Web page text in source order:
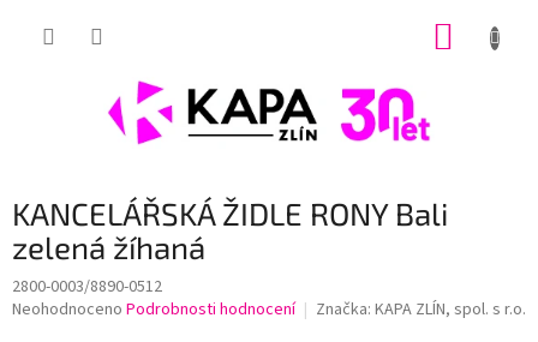
KANCELÁŘSKÁ ŽIDLE RONY Bali
zelená žíhaná
2800-0003/8890-0512
Průměrné
Neohodnoceno Podrobnosti hodnocení Značka: KAPA ZLÍN, spol. s r.o.